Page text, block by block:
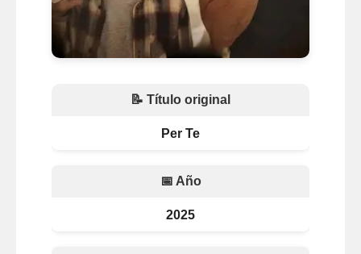
📝 Título original
Per Te
📅 Año
2025